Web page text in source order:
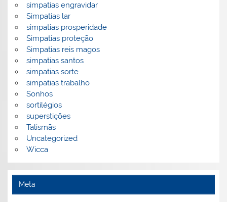
simpatias engravidar
Simpatias lar
simpatias prosperidade
Simpatias proteção
Simpatias reis magos
simpatias santos
simpatias sorte
simpatias trabalho
Sonhos
sortilégios
superstições
Talismãs
Uncategorized
Wicca
Meta